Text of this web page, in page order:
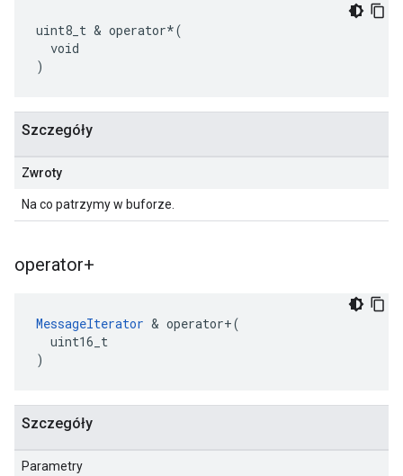
uint8_t & operator*(
  void
)
Szczegóły
Zwroty
Na co patrzymy w buforze.
operator+
MessageIterator & operator+(
  uint16_t
)
Szczegóły
Parametry